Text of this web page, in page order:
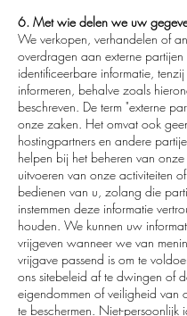
6. Met wie delen we uw
We verkopen, verhandelen of
overdragen aan externe
identificeerbare informatie,
informeren, behalve zoals
beschreven. De term "externe
onze zaken. Het omvat ook
hostingpartners en andere
helpen bij het beheren van
uitvoeren van onze activiteiten
bedienen van u, zolang die
instemmen deze informatie
houden. We kunnen uw
vrijgeven wanneer we van
vrijgave passend is om te
ons sitebeleid af te dwingen of
eigendommen of veiligheid van
te beschermen. Niet-persoonlijk